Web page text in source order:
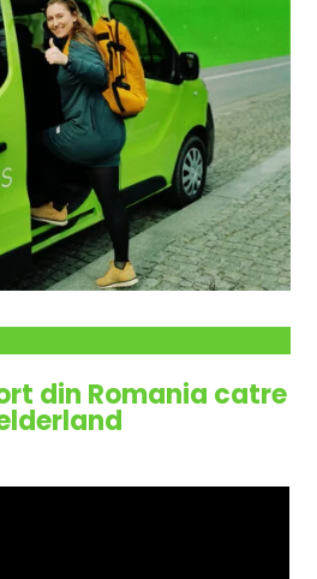
din Romania catre